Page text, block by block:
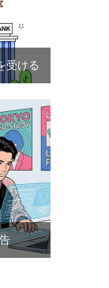
受ける